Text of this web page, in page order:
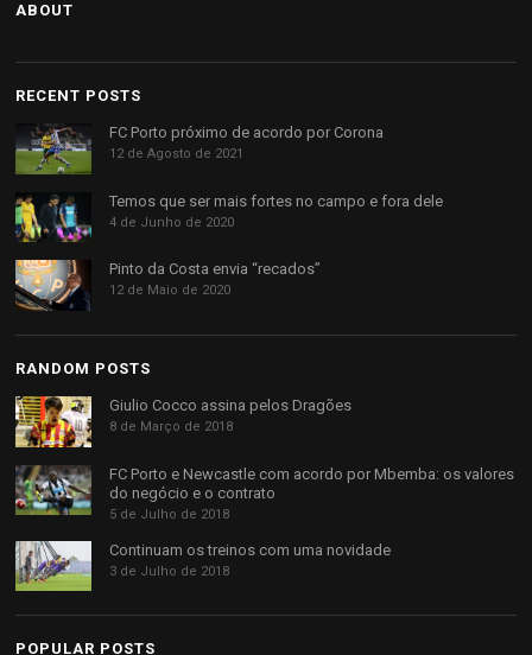
ABOUT
RECENT POSTS
FC Porto próximo de acordo por Corona
12 de Agosto de 2021
Temos que ser mais fortes no campo e fora dele
4 de Junho de 2020
Pinto da Costa envia “recados”
12 de Maio de 2020
RANDOM POSTS
Giulio Cocco assina pelos Dragões
8 de Março de 2018
FC Porto e Newcastle com acordo por Mbemba: os valores
do negócio e o contrato
5 de Julho de 2018
Continuam os treinos com uma novidade
3 de Julho de 2018
POPULAR POSTS